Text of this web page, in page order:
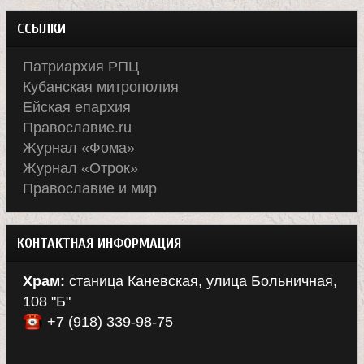
л
и
м
о
н
а
ССЫЛКИ
Патриархия РПЦ
Кубанская митрополия
Ейская епархия
Православие.ru
Журнал «Фома»
Журнал «Отрок»
Православие и мир
КОНТАКТНАЯ ИНФОРМАЦИЯ
Храм: станица Каневская, улица Больничная,
108 "Б"
+7 (918) 339-98-75